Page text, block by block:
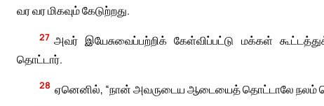
வர வர மிகவும் கேடுற்றது.
27 அவர் இயேசுவைப்பற்றிக் கேள்விப்பட்டு மக்கள்
தொட்டார்.
28 ஏனெனில், “நான் அவருடைய ஆடையைத் தொட்டாலே